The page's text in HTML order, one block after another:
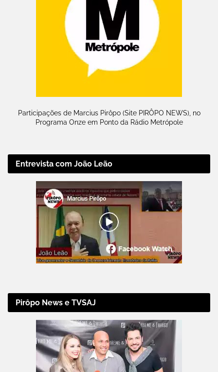
Participações de Marcius Pirôpo (Site PIRÔPO NEWS), no
Programa Onze em Ponto da Rádio Metrópole
Entrevista com João Leão
Pirôpo News e TVSAJ